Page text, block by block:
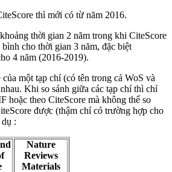
thì mới có từ năm 2016.
thời gian 2 năm trong khi CiteScore
cho thời gian 3 năm, đặc biệt
4 năm (2016-2019).
một tạp chí (có tên trong cả WoS và
Khi so sánh giữa các tạp chí thì chỉ
hoặc theo CiteScore mà không thể so
được (thậm chí có trường hợp cho
:
Nature
Reviews
Materials